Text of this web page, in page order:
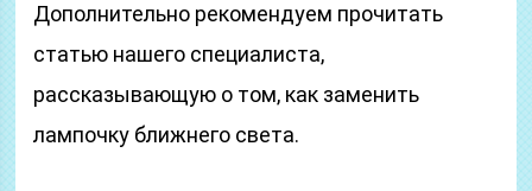
Дополнительно рекомендуем прочитать
статью нашего специалиста,
рассказывающую о том, как заменить
лампочку ближнего света.